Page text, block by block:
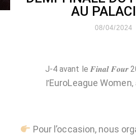
AU
08/04/2024
J-4 avant le 𝑭𝒊𝒏𝒂𝒍 𝑭𝒐𝒖𝒓
l’EuroLeague Women,
Pour l’occasion, nous